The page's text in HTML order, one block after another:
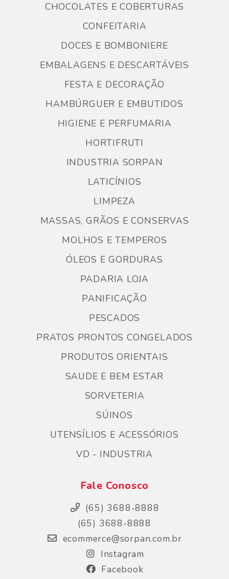
CHOCOLATES E COBERTURAS
CONFEITARIA
DOCES E BOMBONIERE
EMBALAGENS E DESCARTÁVEIS
FESTA E DECORAÇÃO
HAMBÚRGUER E EMBUTIDOS
HIGIENE E PERFUMARIA
HORTIFRUTI
INDUSTRIA SORPAN
LATICÍNIOS
LIMPEZA
MASSAS, GRÃOS E CONSERVAS
MOLHOS E TEMPEROS
ÓLEOS E GORDURAS
PADARIA LOJA
PANIFICAÇÃO
PESCADOS
PRATOS PRONTOS CONGELADOS
PRODUTOS ORIENTAIS
SAUDE E BEM ESTAR
SORVETERIA
SÚINOS
UTENSÍLIOS E ACESSÓRIOS
VD - INDUSTRIA
Fale Conosco
(65) 3688-8888
(65) 3688-8888
ecommerce@sorpan.com.br
Instagram
Facebook